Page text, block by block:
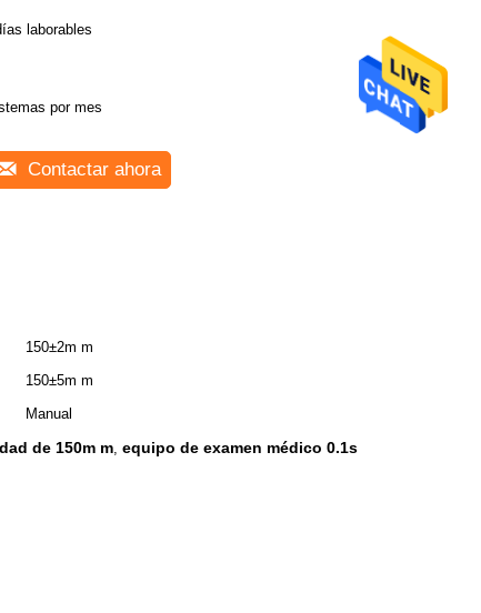
laborables
por mes
Contactar ahora
150±2m m
150±5m m
Manual
de 150m m, equipo de examen médico 0.1s